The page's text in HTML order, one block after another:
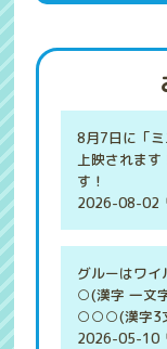
8月7日に「
上映されま
す！
2026-08-02
グルーはワイ
○(漢字 一文
○○○(漢字3
2026-05-10